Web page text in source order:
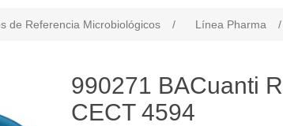
de Referencia Microbiológicos / Línea Pharma /
990271 BACuanti
CECT 4594